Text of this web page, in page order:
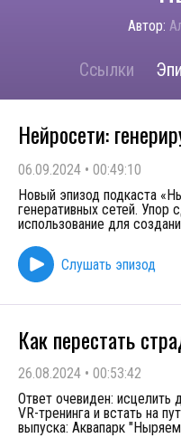
Автор:
Ссылки
Нейросети:
06.09.2024 • 00:49:10
Новый эпизод подкаста
генеративных сетей. Упор
использование для
Слушать эпизод
Как перестать
26.08.2024 • 00:53:42
Ответ очевиден:
VR-тренинга и встать на
выпуска: Аквапарк